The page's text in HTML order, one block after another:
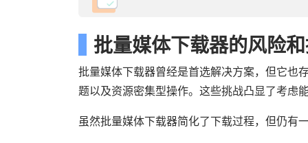
批量媒体下载器的风险
批量媒体下载器曾经是首选解决方案，但它也
题以及资源密集型操作。这些挑战凸显了考虑
虽然批量媒体下载器简化了下载过程，但仍有